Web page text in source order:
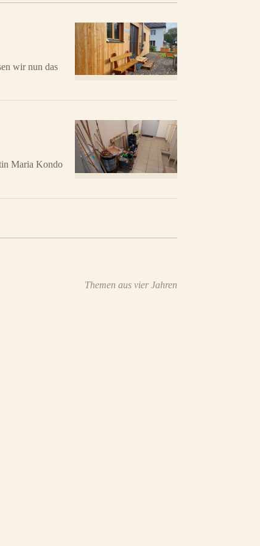
wir nun das
Maria Kondo
Themen aus vier Jahren